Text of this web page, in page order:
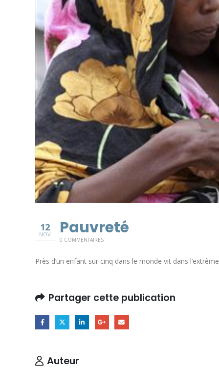
12
NOV Pauvreté
0 COMMENTAIRES
Près d’un enfant sur cinq dans le monde vit dans
Partager cette publication
Auteur